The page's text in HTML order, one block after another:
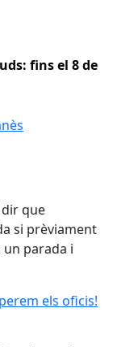
fins el 8 de
dir que
si prèviament
parada i
els oficis!
els oficis!